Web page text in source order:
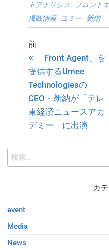
トアナリシス
フロント
掲載情報
ユミー 新納
前
「Front Agent」を
提供するUmee
Technologiesの
CEO・新納が「テレ
東経済ニュースアカ
デミー」に出演
カ
event
Media
News